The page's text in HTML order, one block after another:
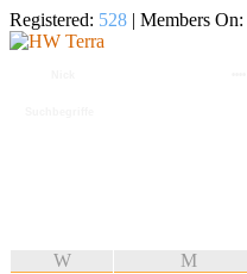
Registered: 528 | Members On:
W M